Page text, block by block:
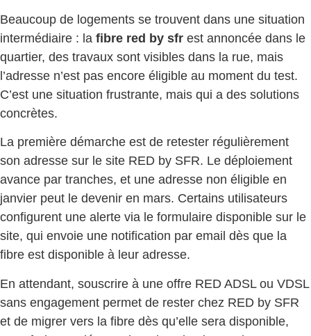
Beaucoup de logements se trouvent dans une situation
intermédiaire : la fibre red by sfr est annoncée dans le
quartier, des travaux sont visibles dans la rue, mais
l’adresse n’est pas encore éligible au moment du test.
C’est une situation frustrante, mais qui a des solutions
concrètes.
La première démarche est de retester régulièrement
son adresse sur le site RED by SFR. Le déploiement
avance par tranches, et une adresse non éligible en
janvier peut le devenir en mars. Certains utilisateurs
configurent une alerte via le formulaire disponible sur le
site, qui envoie une notification par email dès que la
fibre est disponible à leur adresse.
En attendant, souscrire à une offre RED ADSL ou VDSL
sans engagement permet de rester chez RED by SFR
et de migrer vers la fibre dès qu’elle sera disponible,